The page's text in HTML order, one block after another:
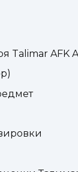
Talimar AFK